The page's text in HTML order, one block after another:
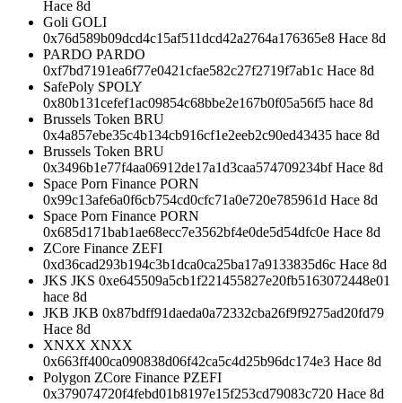
Hace 8d
Goli GOLI
0x76d589b09dcd4c15af511dcd42a2764a176365e8 Hace 8d
PARDO PARDO
0xf7bd7191ea6f77e0421cfae582c27f2719f7ab1c Hace 8d
SafePoly SPOLY
0x80b131cefef1ac09854c68bbe2e167b0f05a56f5 hace 8d
Brussels Token BRU
0x4a857ebe35c4b134cb916cf1e2eeb2c90ed43435 hace 8d
Brussels Token BRU
0x3496b1e77f4aa06912de17a1d3caa574709234bf Hace 8d
Space Porn Finance PORN
0x99c13afe6a0f6cb754cd0cfc71a0e720e785961d Hace 8d
Space Porn Finance PORN
0x685d171bab1ae68ecc7e3562bf4e0de5d54dfc0e Hace 8d
ZCore Finance ZEFI
0xd36cad293b194c3b1dca0ca25ba17a9133835d6c Hace 8d
JKS JKS 0xe645509a5cb1f221455827e20fb5163072448e01
hace 8d
JKB JKB 0x87bdff91daeda0a72332cba26f9f9275ad20fd79
Hace 8d
XNXX XNXX
0x663ff400ca090838d06f42ca5c4d25b96dc174e3 Hace 8d
Polygon ZCore Finance PZEFI
0x379074720f4febd01b8197e15f253cd79083c720 Hace 8d